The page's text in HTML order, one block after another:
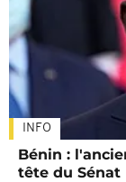
INFO
Bénin :
tête du Sénat